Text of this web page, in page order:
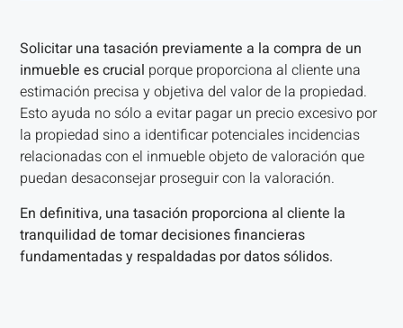
Solicitar una tasación previamente a la compra de un
inmueble es crucial porque proporciona al cliente una
estimación precisa y objetiva del valor de la propiedad.
Esto ayuda no sólo a evitar pagar un precio excesivo por
la propiedad sino a identificar potenciales incidencias
relacionadas con el inmueble objeto de valoración que
puedan desaconsejar proseguir con la valoración.
En definitiva, una tasación proporciona al cliente la
tranquilidad de tomar decisiones financieras
fundamentadas y respaldadas por datos sólidos.